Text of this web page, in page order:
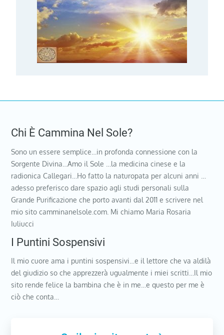
Chi È Cammina Nel Sole?
Sono un essere semplice…in profonda connessione con la
Sorgente Divina…Amo il Sole …la medicina cinese e la
radionica Callegari…Ho fatto la naturopata per alcuni anni …
adesso preferisco dare spazio agli studi personali sulla
Grande Purificazione che porto avanti dal 2011 e scrivere nel
mio sito camminanelsole.com. Mi chiamo Maria Rosaria
Iuliucci
I Puntini Sospensivi
Il mio cuore ama i puntini sospensivi…e il lettore che va aldilà
del giudizio so che apprezzerà ugualmente i miei scritti…Il mio
sito rende felice la bambina che è in me…e questo per me è
ciò che conta…